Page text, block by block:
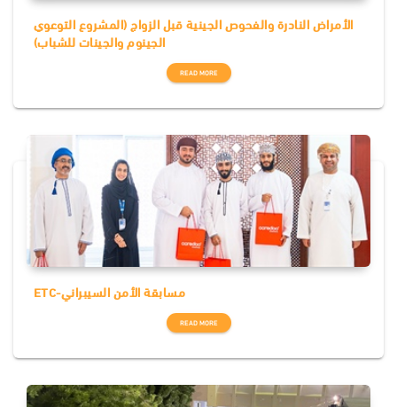
الأمراض النادرة والفحوص الجينية قبل الزواج (المشروع التوعوي
الجينوم والجينات للشباب)
READ MORE
ETC-مسابقة الأمن السيبراني
READ MORE